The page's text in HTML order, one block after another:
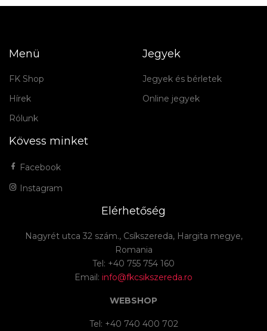
Menü
FK Shop
Hírek
Rólunk
Jegyek
Jegyek és bérletek
Online jegyek
Kövess minket
Facebook
Instagram
Elérhetőség
Nagyrét utca 32 szám., Csíkszereda, Hargita megye,
Romania
Tel: +40 755 754 160
Email: info@fkcsikszereda.ro
WEBSHOP
Tel: +40 740 400 702